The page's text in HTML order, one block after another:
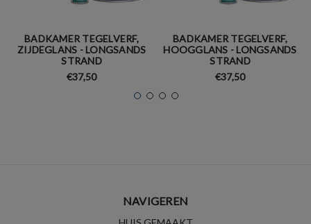
BADKAMER TEGELVERF,
ZIJDEGLANS - LONGSANDS
STRAND
€37,50
BADKAMER TEGELVERF,
HOOGGLANS - LONGSANDS
STRAND
€37,50
NAVIGEREN